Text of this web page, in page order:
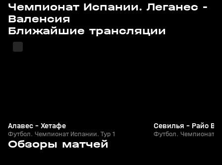
Чемпионат Испании. Леганес -
Валенсия
Ближайшие трансляции
15 авг, 20:25
Алавес - Хетафе
Футбол. Чемпионат Испании. Тур 1
Севилья - Райо
Футбол. Чемпионат
Обзоры матчей
25 мая, 01:17 24 мая, 10:18